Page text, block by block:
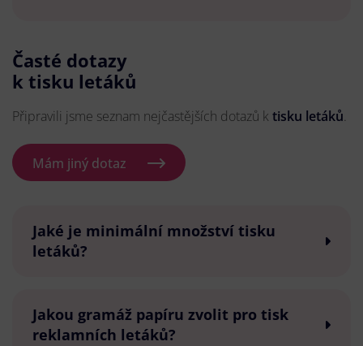
Časté dotazy
k tisku letáků
Připravili jsme seznam nejčastějších dotazů k tisku letáků.
Mám jiný dotaz
Jaké je minimální množství tisku
letáků?
Jakou gramáž papíru zvolit pro tisk
reklamních letáků?